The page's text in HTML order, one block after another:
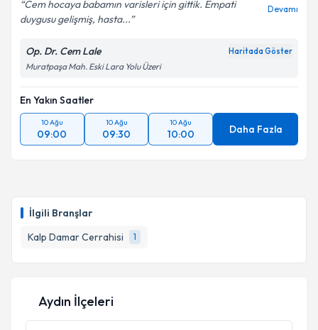
İlgili Branşlar
Kalp Damar Cerrahisi
1
Kişisel verilerimin işlenmesine ilişkin
kapsamda işlenmesini kabul ediyorum.
Cem hocaya babamın varisleri için gittik. Empati
duygusu gelişmiş, hasta...
Devamı
Op. Dr. Cem Lale Haritada Göster
Muratpaşa Mah. Eski Lara Yolu Üzeri
En Yakın Saatler
10 Ağu
09:00
10 Ağu
09:30
10 Ağu
10:00 Daha Fazla
Aydın İlçeleri